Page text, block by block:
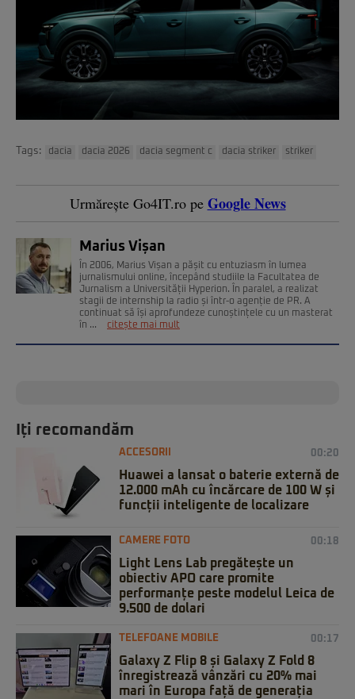
Tags: dacia dacia 2026 dacia segment c dacia striker striker
Urmărește Go4IT.ro pe Google News
Marius Vișan
În 2006, Marius Vișan a pășit cu entuziasm în lumea
jurnalismului online, începând studiile la Facultatea de
Jurnalism a Universității Hyperion. În paralel, a realizat
stagii de internship la radio și într-o agenție de PR. A
continuat să își aprofundeze cunoștințele cu un masterat
în ...
citește mai mult
Iți recomandăm
ACCESORII 00:20
Huawei a lansat o baterie externă de
12.000 mAh cu încărcare de 100 W și
funcții inteligente de localizare
CAMERE FOTO 00:18
Light Lens Lab pregătește un
obiectiv APO care promite
performanțe peste modelul Leica de
9.500 de dolari
TELEFOANE MOBILE 00:17
Galaxy Z Flip 8 și Galaxy Z Fold 8
înregistrează vânzări cu 20% mai
mari în Europa față de generația